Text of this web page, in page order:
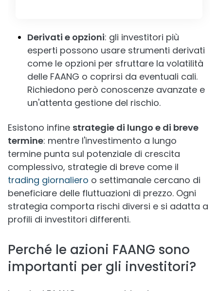
Derivati e opzioni: gli investitori più
esperti possono usare strumenti derivati
come le opzioni per sfruttare la volatilità
delle FAANG o coprirsi da eventuali cali.
Richiedono però conoscenze avanzate e
un'attenta gestione del rischio.
Esistono infine strategie di lungo e di breve
termine: mentre l'investimento a lungo
termine punta sul potenziale di crescita
complessivo, strategie di breve come il
trading giornaliero o settimanale cercano di
beneficiare delle fluttuazioni di prezzo. Ogni
strategia comporta rischi diversi e si adatta a
profili di investitori differenti.
Perché le azioni FAANG sono
importanti per gli investitori?